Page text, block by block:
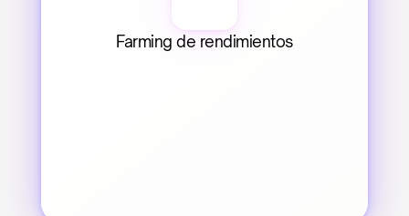
Farming de rendimientos